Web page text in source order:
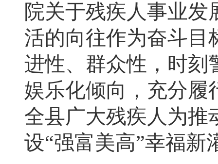
院关于残疾人事业发
活的向往作为奋斗目
进性、群众性 ， 时刻
娱乐化倾向，充分履
全县广大残疾人为推
设“强富美高”幸福新